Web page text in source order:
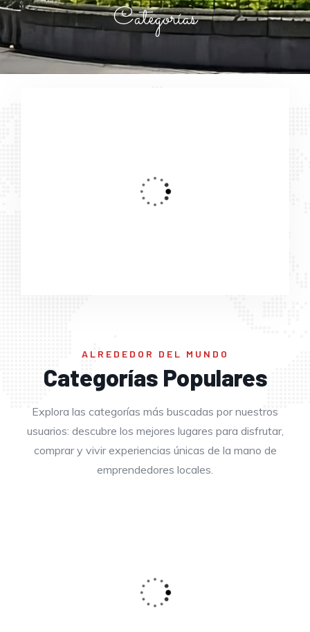
Categorías
Belleza
ALREDEDOR DEL MUNDO
Categorías Populares
Explora las categorías más buscadas por nuestros
usuarios: descubre los mejores lugares para disfrutar,
comprar y vivir experiencias únicas de la mano de
emprendedores locales.
Accesorios